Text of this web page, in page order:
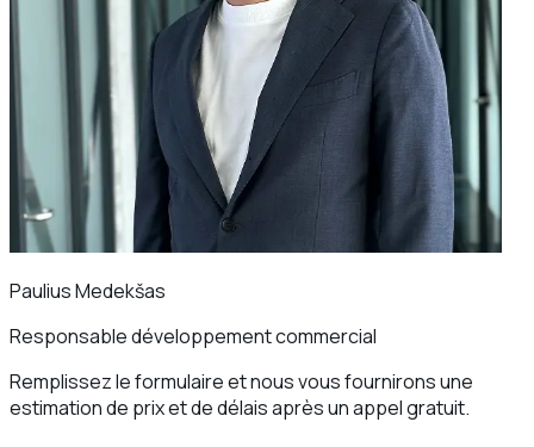
Paulius Medekšas
Responsable développement commercial
Remplissez le formulaire et nous vous fournirons une
estimation de prix et de délais après un appel gratuit.